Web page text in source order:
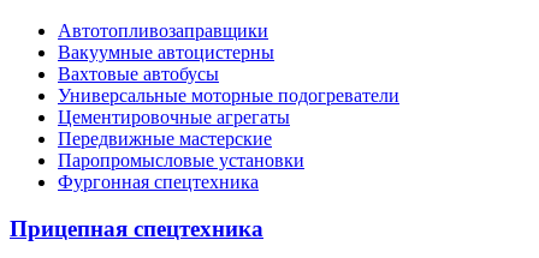
Автотопливозаправщики
Вакуумные автоцистерны
Вахтовые автобусы
Универсальные моторные подогреватели
Цементировочные агрегаты
Передвижные мастерские
Паропромысловые установки
Фургонная спецтехника
Прицепная спецтехника